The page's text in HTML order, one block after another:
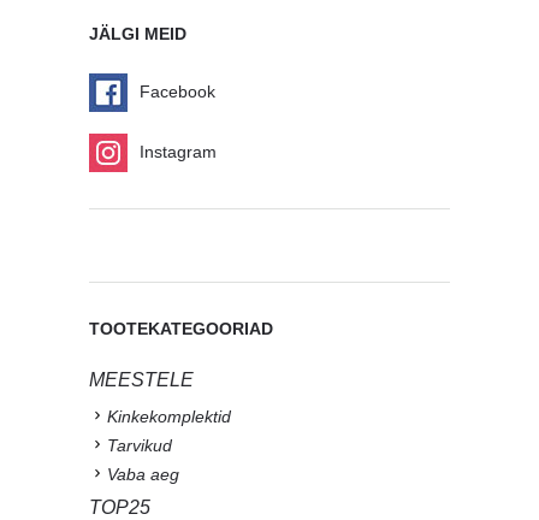
JÄLGI MEID
Facebook
Instagram
TOOTEKATEGOORIAD
MEESTELE
Kinkekomplektid
Tarvikud
Vaba aeg
TOP25